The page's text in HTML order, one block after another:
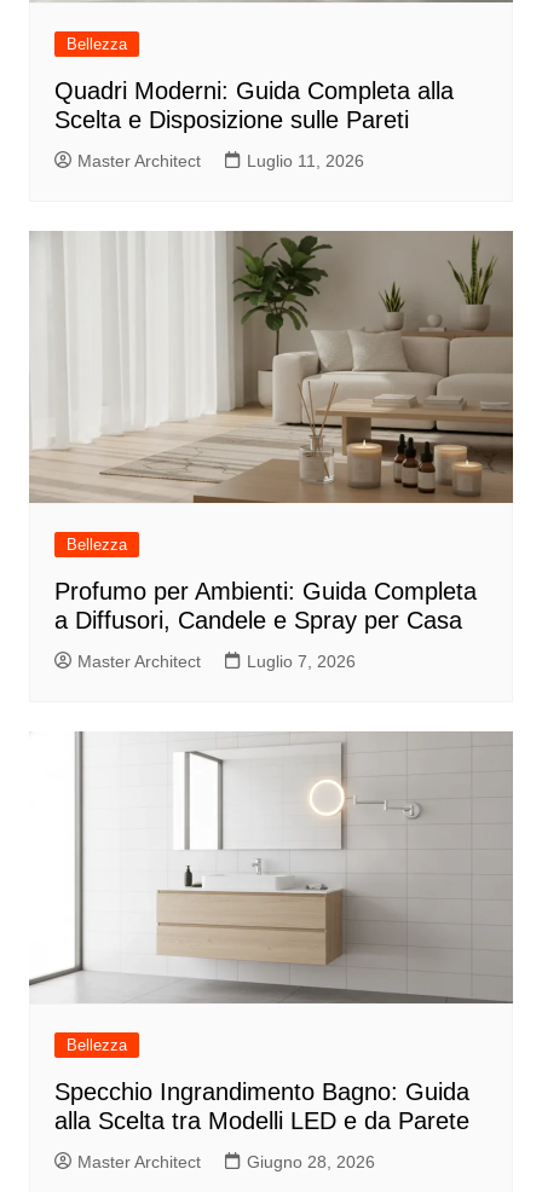
Bellezza
Quadri Moderni: Guida Completa alla
Scelta e Disposizione sulle Pareti
Master Architect Luglio 11, 2026
Bellezza
Profumo per Ambienti: Guida Completa
a Diffusori, Candele e Spray per Casa
Master Architect Luglio 7, 2026
Bellezza
Specchio Ingrandimento Bagno: Guida
alla Scelta tra Modelli LED e da Parete
Master Architect Giugno 28, 2026